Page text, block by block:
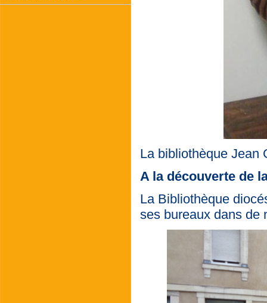
La bibliothèque Jean
A la découverte de
La Bibliothèque
ses bureaux dans de